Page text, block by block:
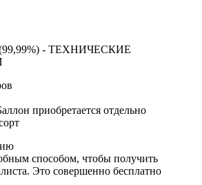
(99,99%) - ТЕХНИЧЕСКИЕ
приобретается отдельно
способом, чтобы получить
Это совершенно бесплатно